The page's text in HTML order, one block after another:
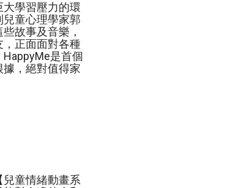
學習壓力的環
童心理學家郭
故事及音樂，
正面面對各種
是首個
，絕對值得家
兒童情緒動畫系